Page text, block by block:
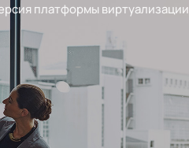
платформы виртуализации